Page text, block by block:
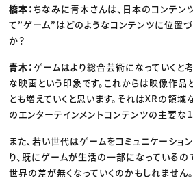
橋本：ちなみに青木さんは、日本のコンテン
て”ゲーム”はどのようなコンテンツに位置
か？
青木：ゲームはより総合芸術になっていくと考
な映画という印象です。これからは映像作品
とも増えていくと思います。それはXRの領域
のエンターテインメントコンテンツの主要な
また、若い世代はゲームをコミュニケーショ
り、既にゲームが生活の一部になっているの
世界の差が無くなっていくのかもしれません。